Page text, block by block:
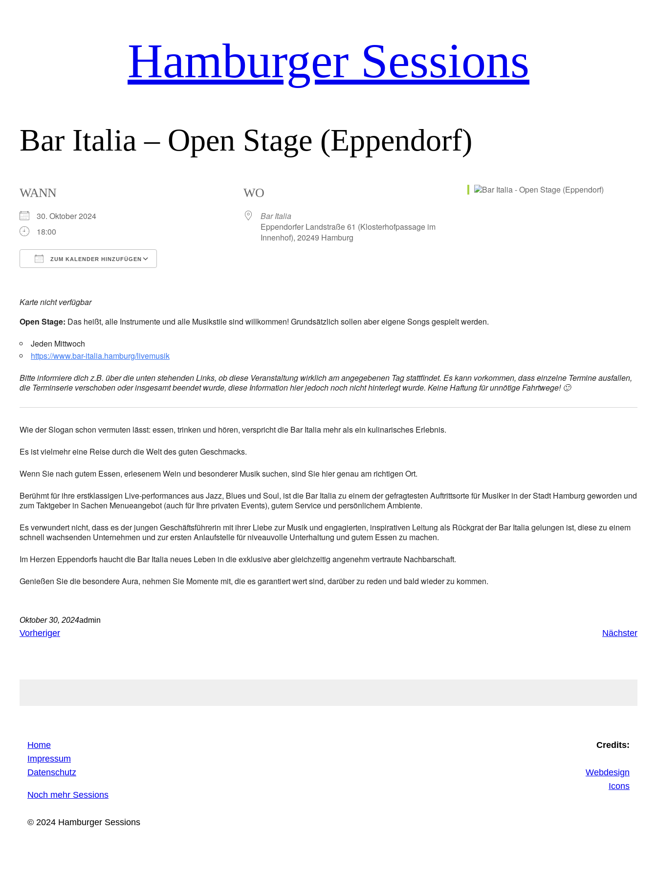
Hamburger Sessions
Bar Italia – Open Stage (Eppendorf)
WANN
30. Oktober 2024
18:00
ZUM KALENDER HINZUFÜGEN
WO
Bar Italia
Eppendorfer Landstraße 61 (Klosterhofpassage im
Innenhof), 20249 Hamburg
Karte nicht verfügbar
Open Stage: Das heißt, alle Instrumente und alle Musikstile sind willkommen! Grundsätzlich sollen aber eigene Songs gespielt werden.
Jeden Mittwoch
https://www.bar-italia.hamburg/livemusik
Bitte informiere dich z.B. über die unten stehenden Links, ob diese Veranstaltung wirklich am angegebenen Tag stattfindet. Es kann vorkommen, dass einzelne Termine ausfallen,
die Terminserie verschoben oder insgesamt beendet wurde, diese Information hier jedoch noch nicht hinterlegt wurde. Keine Haftung für unnötige Fahrtwege! 🙂
Wie der Slogan schon vermuten lässt: essen, trinken und hören, verspricht die Bar Italia mehr als ein kulinarisches Erlebnis.
Es ist vielmehr eine Reise durch die Welt des guten Geschmacks.
Wenn Sie nach gutem Essen, erlesenem Wein und besonderer Musik suchen, sind Sie hier genau am richtigen Ort.
Berühmt für ihre erstklassigen Live-performances aus Jazz, Blues und Soul, ist die Bar Italia zu einem der gefragtesten Auftrittsorte für Musiker in der Stadt Hamburg geworden und
zum Taktgeber in Sachen Menueangebot (auch für Ihre privaten Events), gutem Service und persönlichem Ambiente.
Es verwundert nicht, dass es der jungen Geschäftsführerin mit ihrer Liebe zur Musik und engagierten, inspirativen Leitung als Rückgrat der Bar Italia gelungen ist, diese zu einem
schnell wachsenden Unternehmen und zur ersten Anlaufstelle für niveauvolle Unterhaltung und gutem Essen zu machen.
Im Herzen Eppendorfs haucht die Bar Italia neues Leben in die exklusive aber gleichzeitig angenehm vertraute Nachbarschaft.
Genießen Sie die besondere Aura, nehmen Sie Momente mit, die es garantiert wert sind, darüber zu reden und bald wieder zu kommen.
Oktober 30, 2024admin
Vorheriger Nächster
Home
Impressum
Datenschutz
Noch mehr Sessions
© 2024 Hamburger Sessions
Credits:
Webdesign
Icons